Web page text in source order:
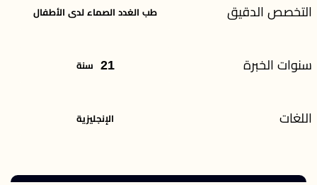
التخصص الدقيق طب الغدد الصماء لدى الأطفال
سنوات الخبرة 21 سنة
اللغات الإنجليزية